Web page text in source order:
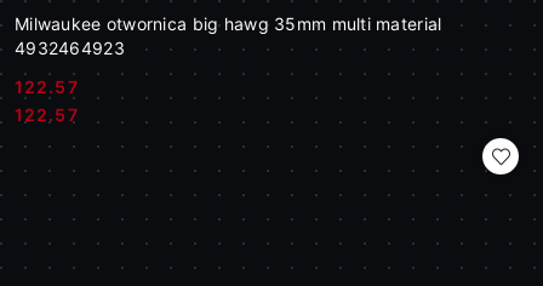
Milwaukee otwornica big hawg 35mm multi material
4932464923
Cena:
122.57
Cena:
122.57